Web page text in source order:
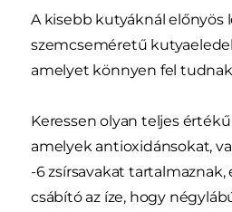
A kisebb kutyáknál előnyös
szemcseméretű
amelyet könnyen fel
Keressen olyan teljes
amelyek antioxidánsokat,
-6 zsírsavakat
csábító az íze, hogy